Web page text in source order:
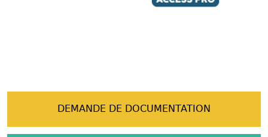
DEMANDE DE DOCUMENTATION